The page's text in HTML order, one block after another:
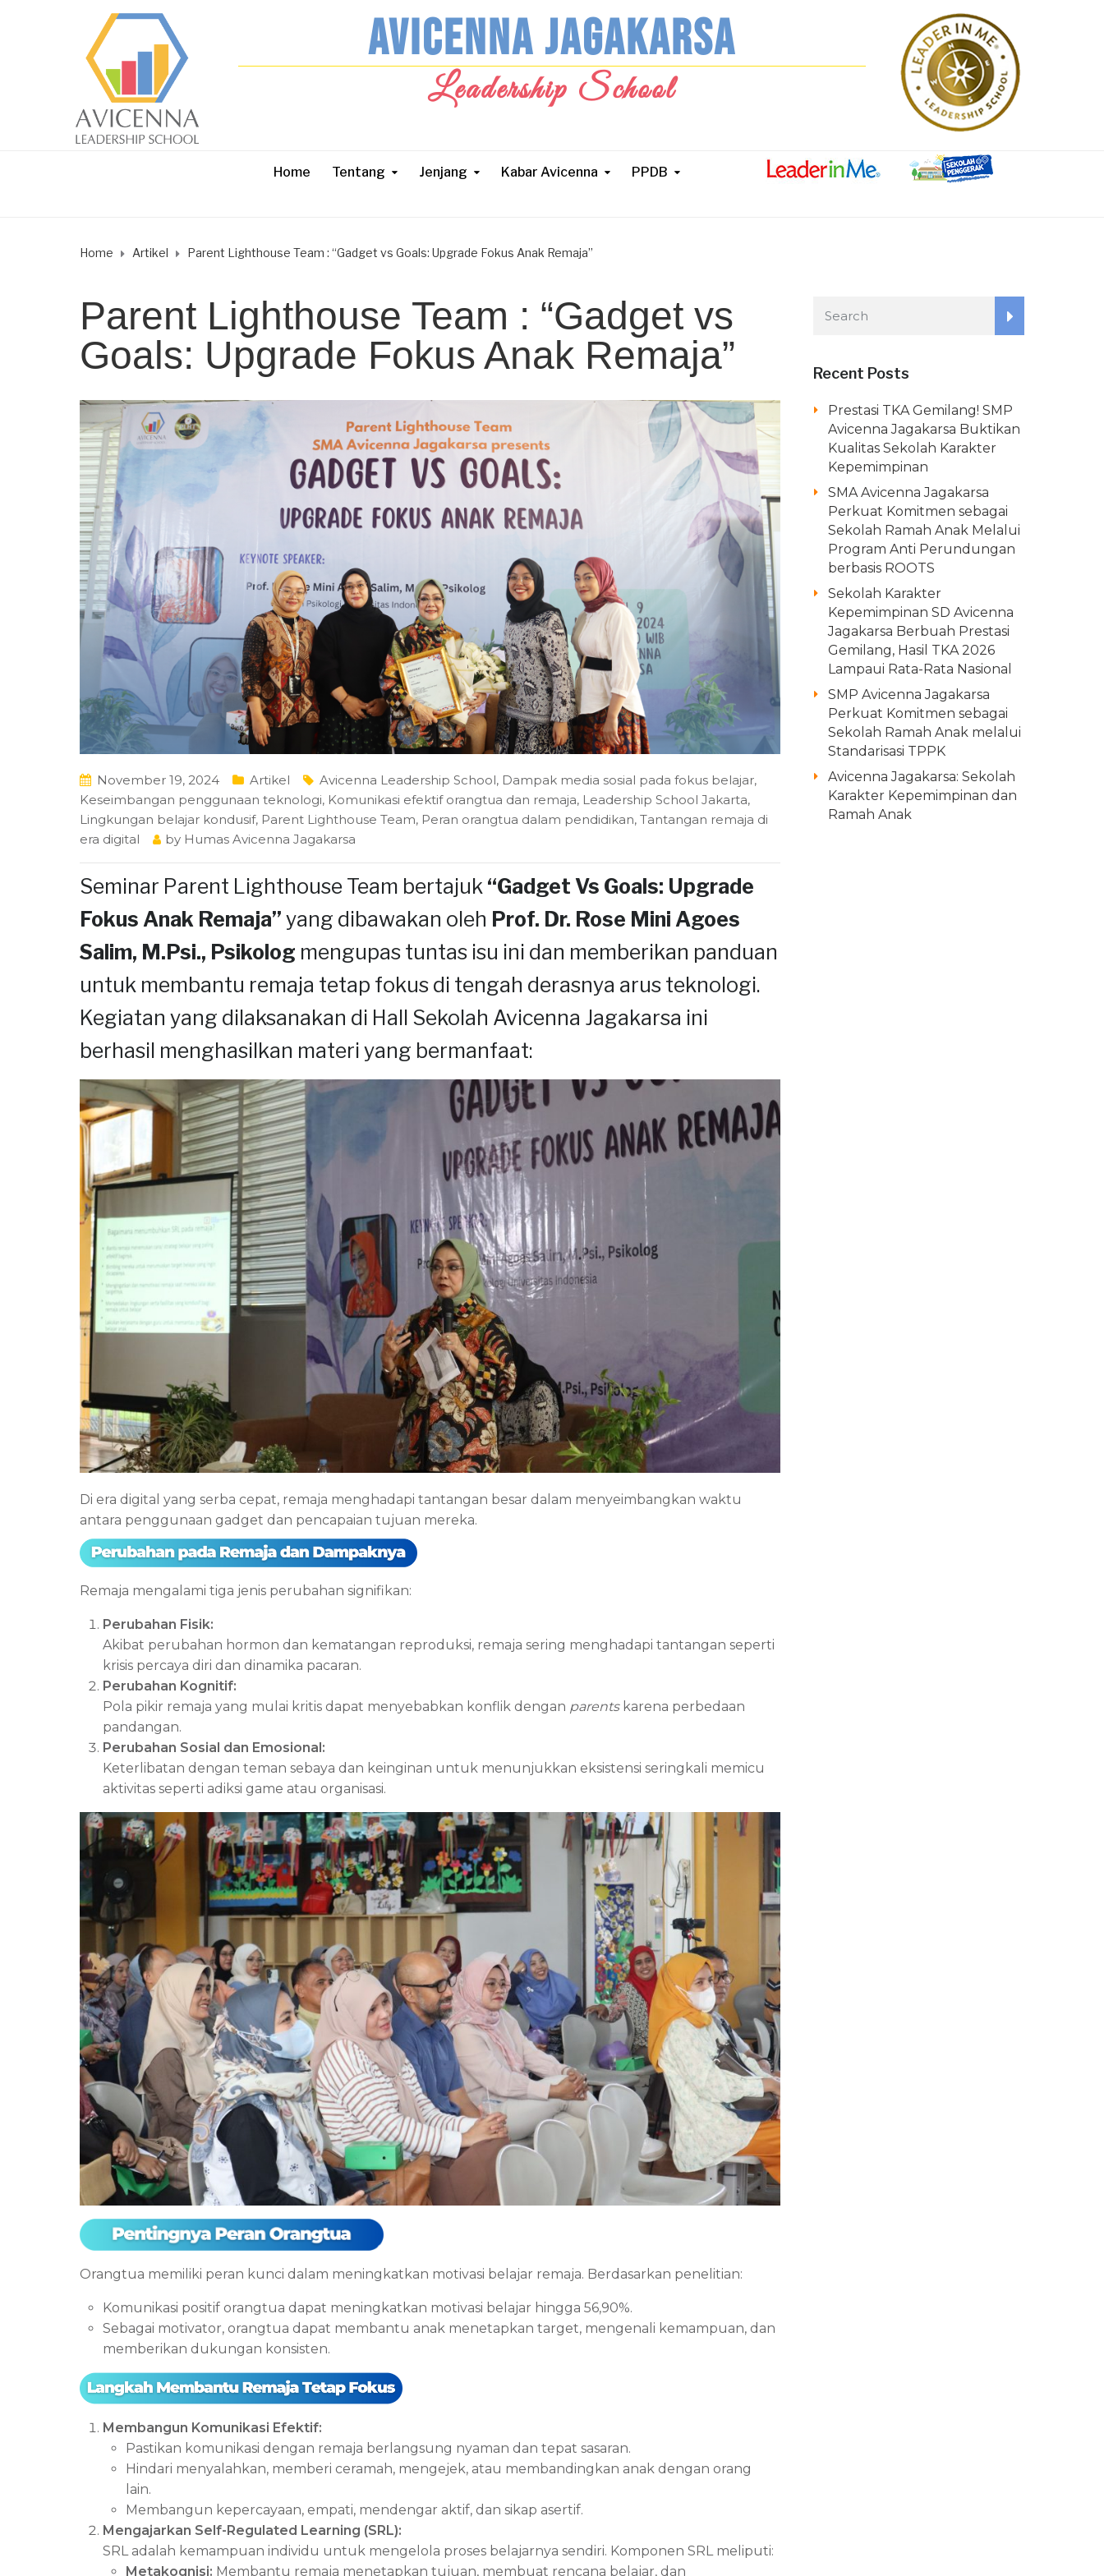
AVICENNA JAGAKARSA
Leadership School
Home Tentang Jenjang Kabar Avicenna PPDB
Home Artikel Parent Lighthouse Team : “Gadget vs Goals: Upgrade Fokus Anak Remaja”
Parent Lighthouse Team : “Gadget vs
Goals: Upgrade Fokus Anak Remaja”
November 19, 2024 Artikel Avicenna Leadership School, Dampak media sosial pada fokus belajar,
Keseimbangan penggunaan teknologi, Komunikasi efektif orangtua dan remaja, Leadership School Jakarta,
Lingkungan belajar kondusif, Parent Lighthouse Team, Peran orangtua dalam pendidikan, Tantangan remaja di
era digital
by Humas Avicenna Jagakarsa
Seminar Parent Lighthouse Team bertajuk “Gadget Vs Goals: Upgrade
Fokus Anak Remaja” yang dibawakan oleh Prof. Dr. Rose Mini Agoes
Salim, M.Psi., Psikolog mengupas tuntas isu ini dan memberikan panduan
untuk membantu remaja tetap fokus di tengah derasnya arus teknologi.
Kegiatan yang dilaksanakan di Hall Sekolah Avicenna Jagakarsa ini
berhasil menghasilkan materi yang bermanfaat:
Di era digital yang serba cepat, remaja menghadapi tantangan besar dalam menyeimbangkan waktu
antara penggunaan gadget dan pencapaian tujuan mereka.
Remaja mengalami tiga jenis perubahan signifikan:
Perubahan Fisik:
Akibat perubahan hormon dan kematangan reproduksi, remaja sering menghadapi tantangan seperti
krisis percaya diri dan dinamika pacaran.
Perubahan Kognitif:
Pola pikir remaja yang mulai kritis dapat menyebabkan konflik dengan parentskarena perbedaan
pandangan.
Perubahan Sosial dan Emosional:
Keterlibatan dengan teman sebaya dan keinginan untuk menunjukkan eksistensi seringkali memicu
aktivitas seperti adiksi game atau organisasi.
Orangtua memiliki peran kunci dalam meningkatkan motivasi belajar remaja. Berdasarkan penelitian:
Komunikasi positif orangtua dapat meningkatkan motivasi belajar hingga 56,90%.
Sebagai motivator, orangtua dapat membantu anak menetapkan target, mengenali kemampuan, dan
memberikan dukungan konsisten.
Membangun Komunikasi Efektif:
Pastikan komunikasi dengan remaja berlangsung nyaman dan tepat sasaran.
Hindari menyalahkan, memberi ceramah, mengejek, atau membandingkan anak dengan orang
lain.
Membangun kepercayaan, empati, mendengar aktif, dan sikap asertif.
Mengajarkan Self-Regulated Learning (SRL):
SRL adalah kemampuan individu untuk mengelola proses belajarnya sendiri. Komponen SRL meliputi:
Metakognisi: Membantu remaja menetapkan tujuan, membuat rencana belajar, dan
Recent Posts
Prestasi TKA Gemilang! SMP
Avicenna Jagakarsa Buktikan
Kualitas Sekolah Karakter
Kepemimpinan
SMA Avicenna Jagakarsa
Perkuat Komitmen sebagai
Sekolah Ramah Anak Melalui
Program Anti Perundungan
berbasis ROOTS
Sekolah Karakter
Kepemimpinan SD Avicenna
Jagakarsa Berbuah Prestasi
Gemilang, Hasil TKA 2026
Lampaui Rata-Rata Nasional
SMP Avicenna Jagakarsa
Perkuat Komitmen sebagai
Sekolah Ramah Anak melalui
Standarisasi TPPK
Avicenna Jagakarsa: Sekolah
Karakter Kepemimpinan dan
Ramah Anak